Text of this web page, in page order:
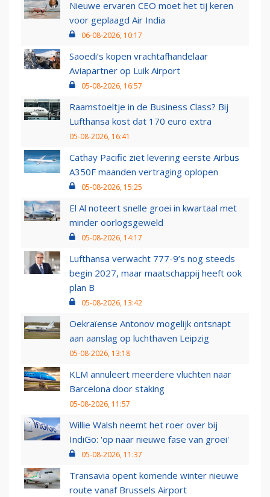
Nieuwe ervaren CEO moet het tij keren
voor geplaagd Air India
06-08-2026, 10:17
Saoedi’s kopen vrachtafhandelaar
Aviapartner op Luik Airport
05-08-2026, 16:57
Raamstoeltje in de Business Class? Bij
Lufthansa kost dat 170 euro extra
05-08-2026, 16:41
Cathay Pacific ziet levering eerste Airbus
A350F maanden vertraging oplopen
05-08-2026, 15:25
El Al noteert snelle groei in kwartaal met
minder oorlogsgeweld
05-08-2026, 14:17
Lufthansa verwacht 777-9’s nog steeds
begin 2027, maar maatschappij heeft ook
plan B
05-08-2026, 13:42
Oekraïense Antonov mogelijk ontsnapt
aan aanslag op luchthaven Leipzig
05-08-2026, 13:18
KLM annuleert meerdere vluchten naar
Barcelona door staking
05-08-2026, 11:57
Willie Walsh neemt het roer over bij
IndiGo: 'op naar nieuwe fase van groei'
05-08-2026, 11:37
Transavia opent komende winter nieuwe
route vanaf Brussels Airport